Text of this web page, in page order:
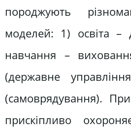
породжують
моделей: 1) освіта –
навчання –
(державне
(самоврядування).
прискіпливо